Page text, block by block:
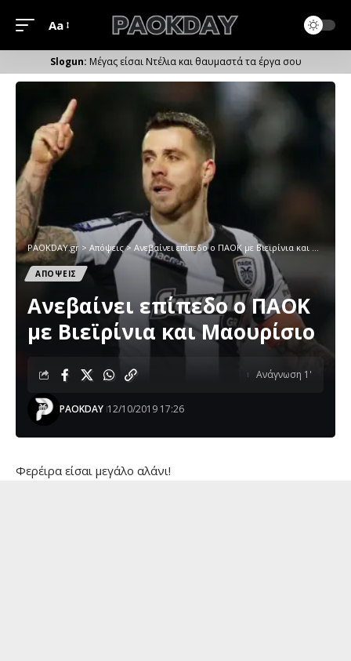
Μέγεθος
Γραμματοσειράς
Aa
Μέγας είσαι Ντέλια και θαυμαστά τα έργα σου
PAOKDAY.gr > Απόψεις> Ανεβαίνει επίπεδο ο ΠΑΟΚ με Βιεϊρίνια και Μαουρίσιο
ΑΠΟΨΕΙΣ
Ανεβαίνει επίπεδο ο ΠΑΟΚ
με Βιεϊρίνια και Μαουρίσιο
PAOKDAY 12/10/2019 17:26
Ανάγνωση 1'
Φερέιρα είσαι μεγάλο αλάνι!